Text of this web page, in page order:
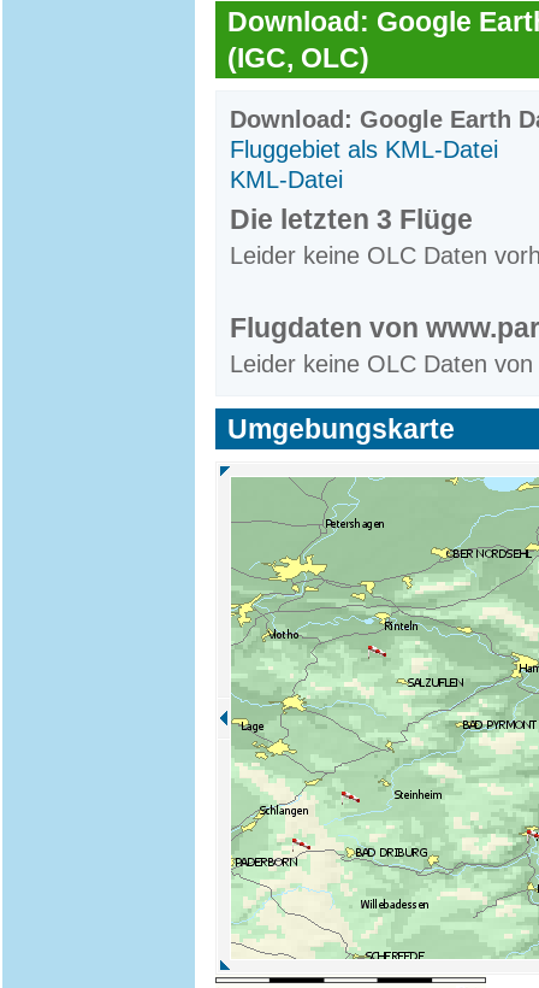
Download: Google
(IGC, OLC)
Download: Google Earth
Fluggebiet als KML-Datei
KML-Datei
Die letzten 3 Flüge
Leider keine OLC Daten
Flugdaten von
Leider keine OLC Daten
Umgebungskarte